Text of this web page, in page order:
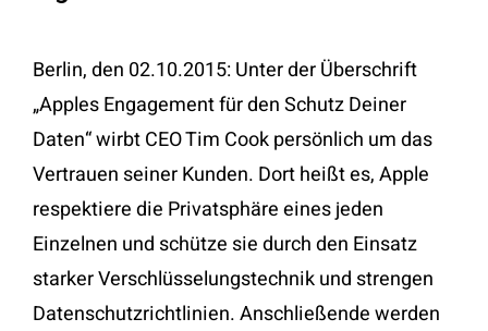
Berlin, den 02.10.2015: Unter der Überschrift
„Apples Engagement für den Schutz Deiner
Daten“ wirbt CEO Tim Cook persönlich um das
Vertrauen seiner Kunden. Dort heißt es, Apple
respektiere die Privatsphäre eines jeden
Einzelnen und schütze sie durch den Einsatz
starker Verschlüsselungstechnik und strengen
Datenschutzrichtlinien. Anschließende werden